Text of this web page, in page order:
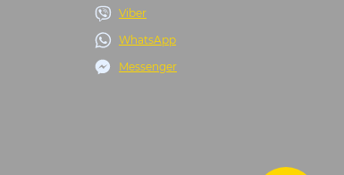
Viber
WhatsApp
Messenger